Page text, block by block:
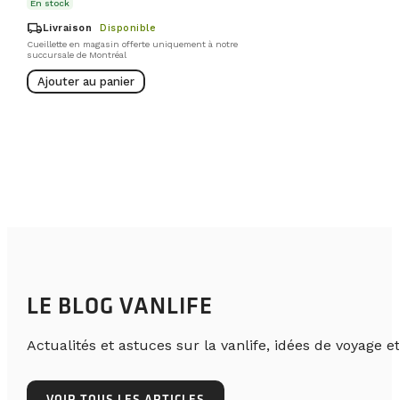
En stock
local_shipping Livraison Disponible
Cueillette en magasin offerte uniquement à notre
succursale de Montréal
Ajouter au panier
LE BLOG VANLIFE
Actualités et astuces sur la vanlife, idées de voyage